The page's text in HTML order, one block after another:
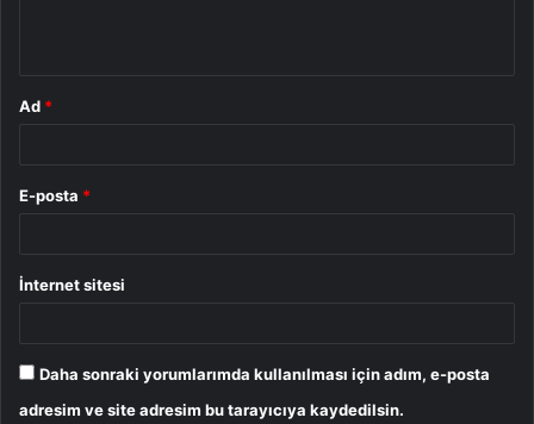
Ad *
E-posta *
İnternet sitesi
Daha sonraki yorumlarımda kullanılması için adım, e-posta
adresim ve site adresim bu tarayıcıya kaydedilsin.